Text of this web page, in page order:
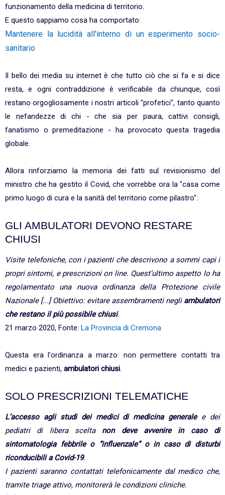
funzionamento della medicina di territorio.
E questo sappiamo cosa ha comportato:
Mantenere la lucidità all'interno di un esperimento socio-
sanitario
Il bello dei media su internet è che tutto ciò che si fa e si dice
resta, e ogni contraddizione è verificabile da chiunque, così
restano orgogliosamente i nostri articoli "profetici", tanto quanto
le nefandezze di chi - che sia per paura, cattivi consigli,
fanatismo o premeditazione - ha provocato questa tragedia
globale.
Allora rinforziamo la memoria dei fatti sul revisionismo del
ministro che ha gestito il Covid, che vorrebbe ora la "casa come
primo luogo di cura e la sanità del territorio come pilastro":
GLI AMBULATORI DEVONO RESTARE
CHIUSI
Visite telefoniche, con i pazienti che descrivono a sommi capi i
propri sintomi, e prescrizioni on line. Quest’ultimo aspetto lo ha
regolamentato una nuova ordinanza della Protezione civile
Nazionale [...] Obiettivo: evitare assembramenti negliambulatori
che restano il più possibile chiusi.
21 marzo 2020, Fonte: La Provincia di Cremona
Questa era l'ordinanza a marzo: non permettere contatti tra
medici e pazienti, ambulatori chiusi.
SOLO PRESCRIZIONI TELEMATICHE
L’accesso agli studi dei medici di medicina generalee dei
pediatri di libera scelta non deve avvenire in caso di
sintomatologia febbrile o “influenzale” o in caso di disturbi
riconducibili a Covid-19.
I pazienti saranno contattati telefonicamente dal medico che,
tramite triage attivo, monitorerà le condizioni cliniche.